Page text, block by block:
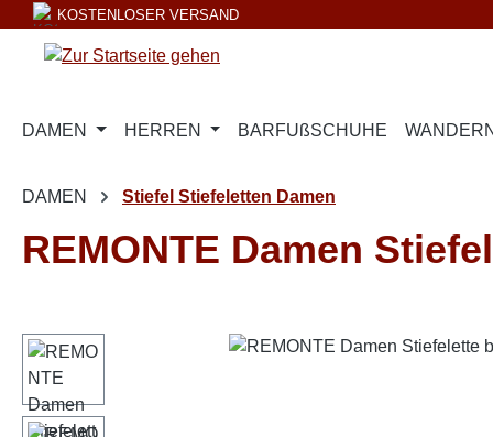
Hauptinhalt springen
Zur Suche springen
Zur Hauptnavigation springen
KOSTENLOSER VERSAND
DAMEN HERREN BARFUßSCHUHE
DAMEN Stiefel Stiefeletten Damen
REMONTE Damen
Bildergalerie überspringen